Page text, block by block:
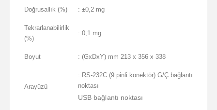
Doğrusallık (%) : ±0,2 mg
Tekrarlanabilirlik
(%)
: 0,1 mg
Boyut : (GxDxY) mm 213 x 356 x 338
Arayüzü
: RS-232C (9 pinli konektör) G/Ç bağlantı
noktası
USB bağlantı noktası